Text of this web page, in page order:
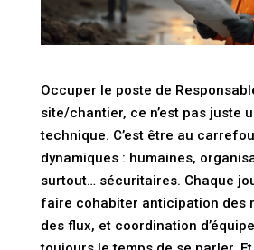
Occuper le poste de
site/chantier, ce n’est pas juste
technique. C’est être au
dynamiques : humaines,
surtout… sécuritaires. Chaque
faire cohabiter anticipation des
des flux, et coordination